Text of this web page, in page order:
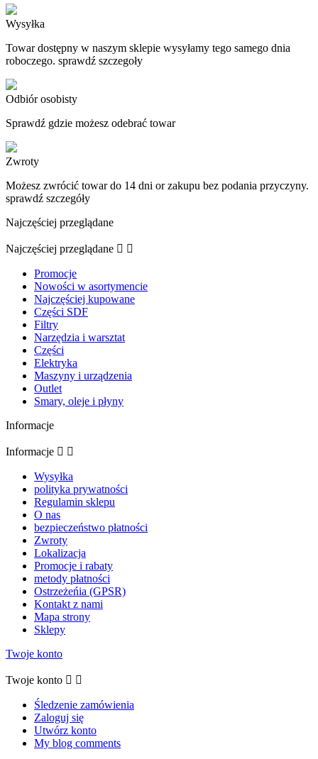
Wysyłka
Towar dostępny w naszym sklepie wysyłamy tego samego dnia
roboczego. sprawdź szczegoły
Odbiór osobisty
Sprawdź gdzie możesz odebrać towar
Zwroty
Możesz zwrócić towar do 14 dni or zakupu bez podania przyczyny.
sprawdź szczegóły
Najczęściej przeglądane
Najczęściej przeglądane  
Promocje
Nowości w asortymencie
Najczęściej kupowane
Części SDF
Filtry
Narzędzia i warsztat
Części
Elektryka
Maszyny i urządzenia
Outlet
Smary, oleje i płyny
Informacje
Informacje  
Wysyłka
polityka prywatności
Regulamin sklepu
O nas
bezpieczeństwo płatności
Zwroty
Lokalizacja
Promocje i rabaty
metody płatności
Ostrzeżeńia (GPSR)
Kontakt z nami
Mapa strony
Sklepy
Twoje konto
Twoje konto  
Śledzenie zamówienia
Zaloguj się
Utwórz konto
My blog comments